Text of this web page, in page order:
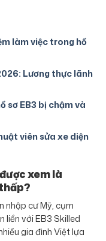
làm việc trong hồ
Lương thực lãnh
sơ EB3 bị chậm và
viên sửa xe diện
xem là
nhập cư Mỹ, cụm
liền với EB3 Skilled
gia đình Việt lựa